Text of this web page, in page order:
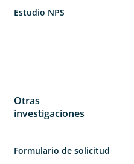
Estudio NPS
Otras
investigaciones
Formulario de solicitud